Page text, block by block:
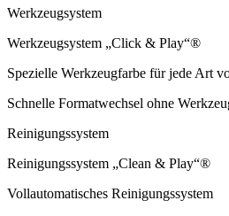
Werkzeugsystem
Werkzeugsystem „Click & Play“®
Spezielle Werkzeugfarbe für jede Art
Schnelle Formatwechsel ohne
Reinigungssystem
Reinigungssystem „Clean & Play“®
Vollautomatisches Reinigungssystem